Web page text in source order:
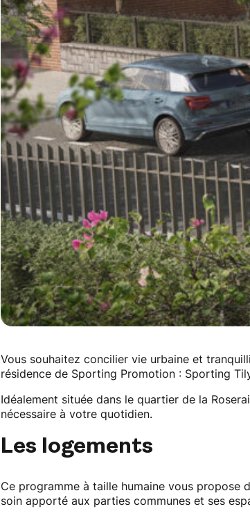
Vous souhaitez concilier vie urbaine et
résidence de Sporting Promotion : Sporting
Idéalement située dans le quartier de la
nécessaire à votre quotidien.
Les logements
Ce programme à taille humaine vous
soin apporté aux parties communes et ses